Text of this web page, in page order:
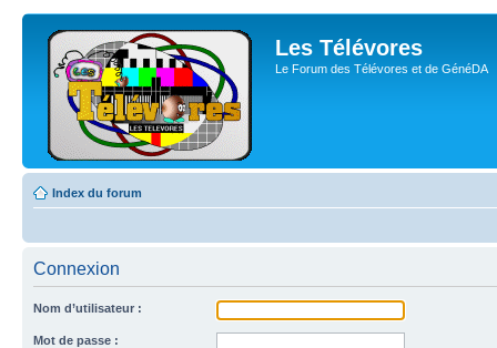
Les Télévores
Le Forum des Télévores et de GénéDA
Index du forum
Connexion
Nom d’utilisateur :
Mot de passe :